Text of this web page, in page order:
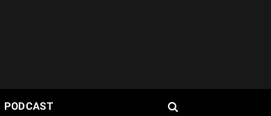
PODCAST